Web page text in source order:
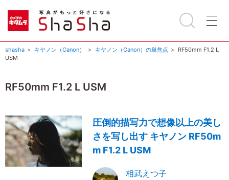
shasha キヤノン（Canon） キヤノン（Canon）の単焦点
RF50mm F1.2 L
USM
RF50mm F1.2 L USM
圧倒的描写力で想像以上の美し
さを写し出す キヤノン RF50m
m F1.2 L USM
相武えつ子